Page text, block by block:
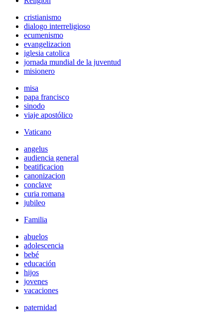
cristianismo
dialogo interreligioso
ecumenismo
evangelizacion
iglesia catolica
jornada mundial de la juventud
misionero
misa
papa francisco
sinodo
viaje apostólico
Vaticano
angelus
audiencia general
beatificacion
canonizacion
conclave
curia romana
jubileo
Familia
abuelos
adolescencia
bebé
educación
hijos
jovenes
vacaciones
paternidad